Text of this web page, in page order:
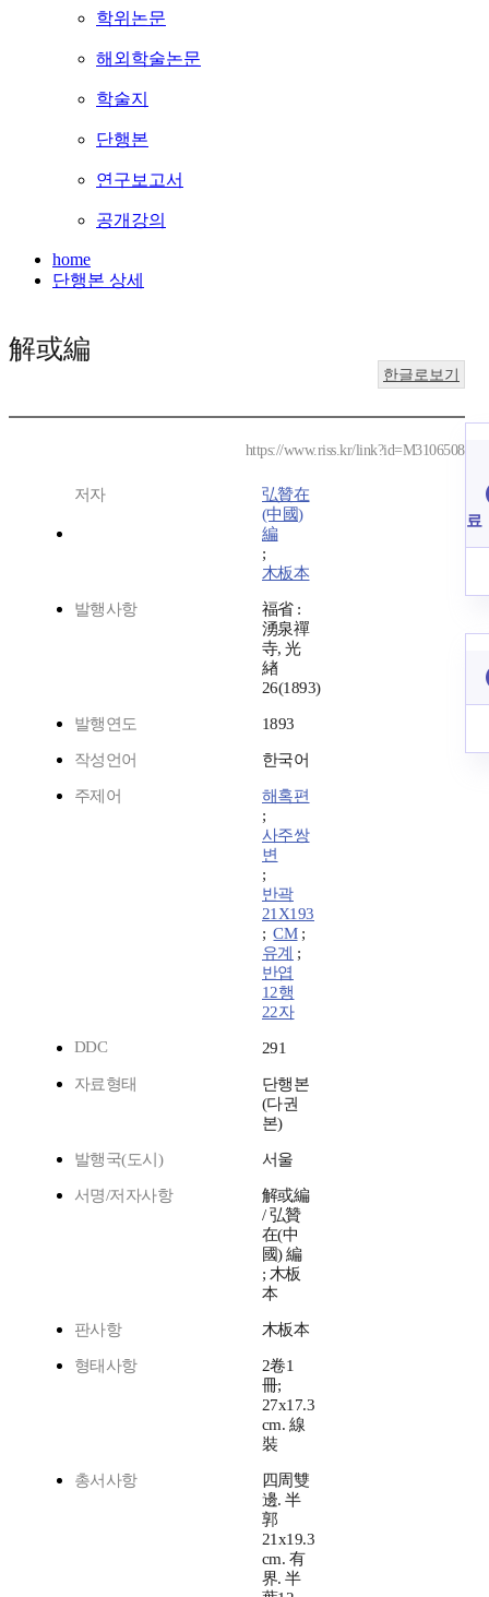
학위논문
해외학술논문
학술지
단행본
연구보고서
공개강의
home
단행본 상세
解或編
한글로보기
https://www.riss.kr/link?id=M3106508
저자
弘贊在
(中國)
編
;
木板本
발행사항
福省 :
湧泉禪
寺, 光
緖
26(1893)
발행연도 1893
작성언어 한국어
주제어
해혹편
;
사주쌍
변
;
반곽
21X193
;CM;
유계 ;
반엽
12행
22자
DDC
291
자료형태
단행본
(다권
본)
발행국(도시) 서울
서명/저자사항
解或編
/ 弘贊
在(中
國) 編
; 木板
本
판사항 木板本
형태사항
2卷1
冊;
27x17.3
cm. 線
裝
총서사항
四周雙
邊. 半
郭
21x19.3
cm. 有
界. 半
료